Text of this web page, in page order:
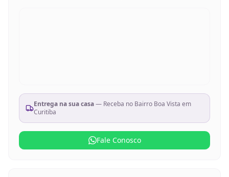
Entrega na sua casa— Receba no Bairro Boa Vista em
Curitiba
Fale Conosco